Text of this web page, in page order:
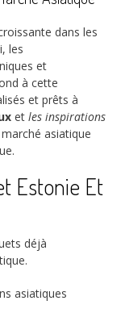
dans les
les
et
à cette
et prêts à
et les inspirations
asiatique
Estonie Et
déjà
asiatiques